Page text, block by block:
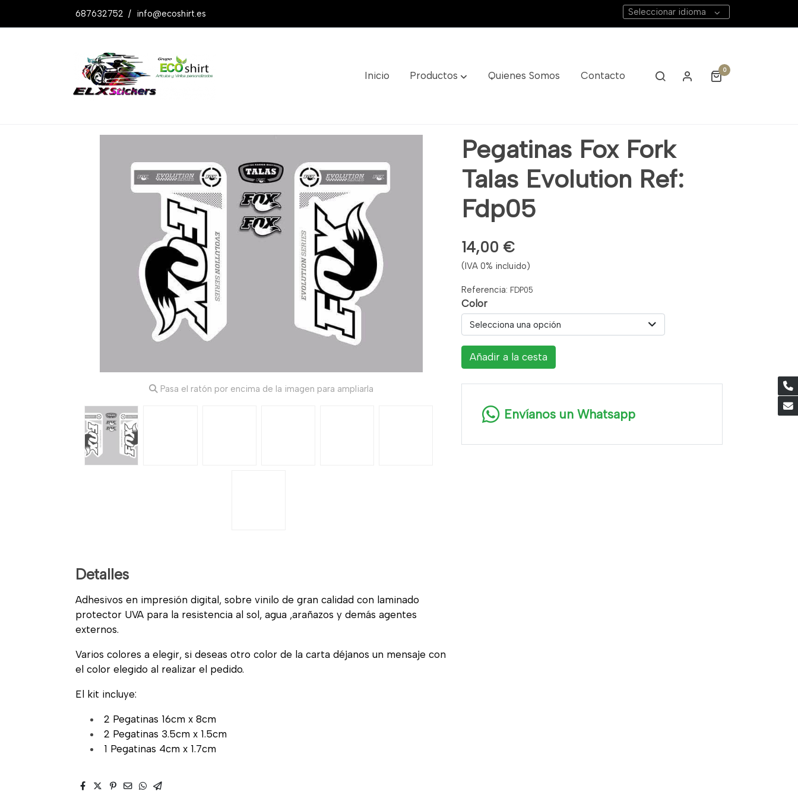
687632752 / info@ecoshirt.es Seleccionar idioma
Inicio Productos Quienes Somos Contacto 0
Productos Pegatinas Fox Fork Talas Evolution Ref: Fdp05
Pasa el ratón por encima de la imagen para ampliarla
Detalles
Adhesivos en impresión digital, sobre vinilo de gran calidad con laminado
protector UVA para la resistencia al sol, agua ,arañazos y demás agentes
externos.
Varios colores a elegir, si deseas otro color de la carta déjanos un mensaje con
el color elegido al realizar el pedido.
El kit incluye:
2 Pegatinas 16cm x 8cm
2 Pegatinas 3.5cm x 1.5cm
1 Pegatinas 4cm x 1.7cm
Pegatinas Fox Fork
Talas Evolution Ref:
Fdp05
14,00 €
(IVA 0% incluido)
Referencia: FDP05
Color
Selecciona una opción
Añadir a la cesta
Envíanos un Whatsapp